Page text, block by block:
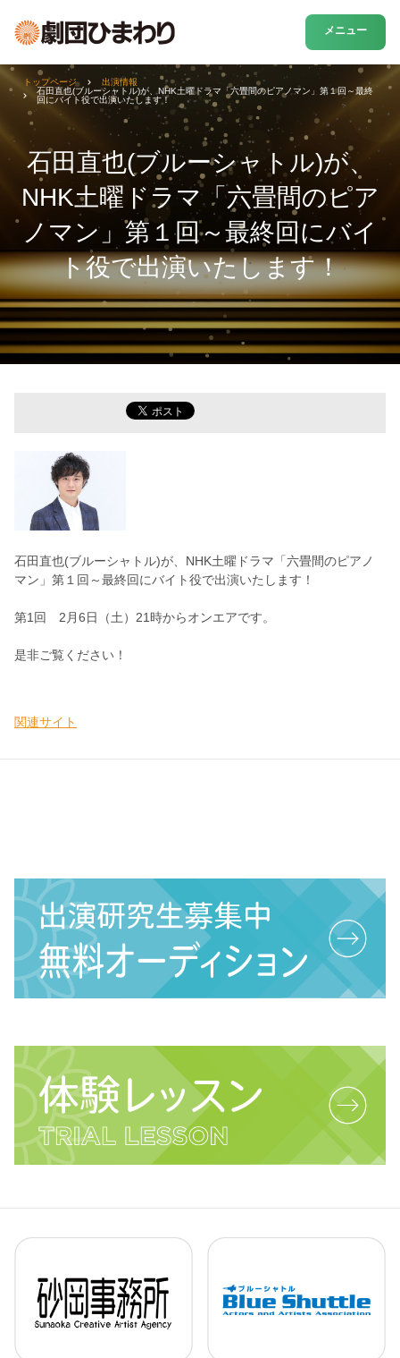
メニュー
石田直也(ブルーシャトル)が、
NHK土曜ドラマ「六畳間のピア
ノマン」第１回～最終回にバイ
ト役で出演いたします！
トップページ
出演情報
石田直也(ブルーシャトル)が、NHK土曜ドラマ「六畳間のピアノマン」第１回～最終
回にバイト役で出演いたします！
石田直也(ブルーシャトル)が、NHK土曜ドラマ「六畳間のピアノ
マン」第１回～最終回にバイト役で出演いたします！
第1回 2月6日（土）21時からオンエアです。
是非ご覧ください！
関連サイト